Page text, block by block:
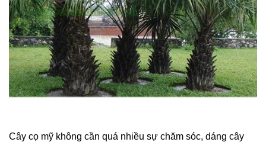
Cây cọ mỹ không cần quá nhiều sự chăm sóc, dáng cây